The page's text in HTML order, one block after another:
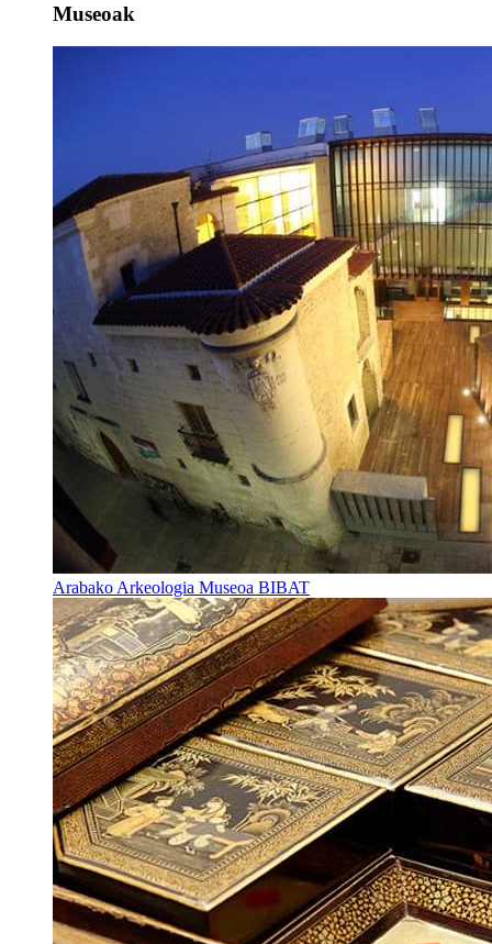
Museoak
Arabako Arkeologia Museoa BIBAT